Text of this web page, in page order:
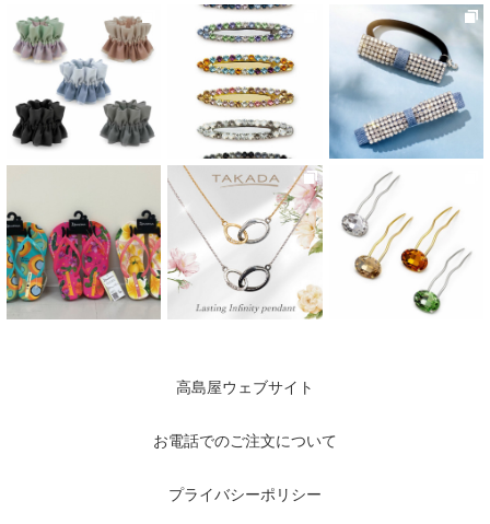
高島屋ウェブサイト
お電話でのご注文について
プライバシーポリシー